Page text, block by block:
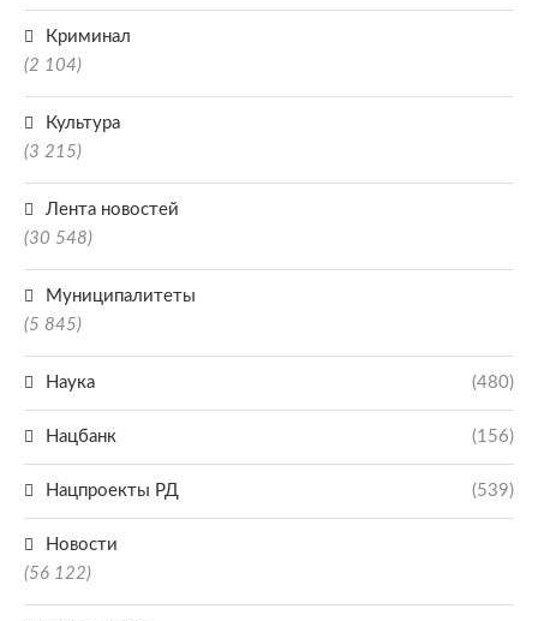
Криминал
(2 104)
Культура
(3 215)
Лента новостей
(30 548)
Муниципалитеты
(5 845)
Наука (480)
Нацбанк (156)
Нацпроекты РД (539)
Новости
(56 122)